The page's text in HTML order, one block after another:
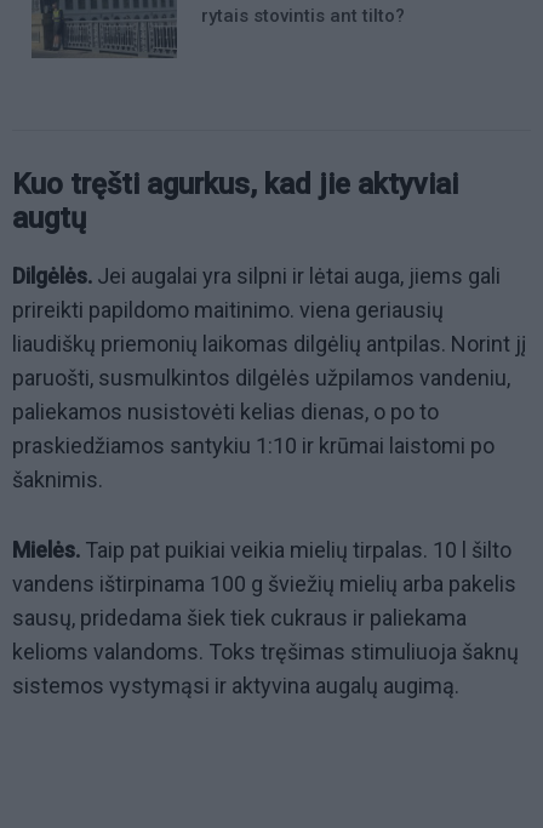
rytais stovintis ant tilto?
Kuo tręšti agurkus, kad jie aktyviai
augtų
Dilgėlės. Jei augalai yra silpni ir lėtai auga, jiems gali
prireikti papildomo maitinimo. viena geriausių
liaudiškų priemonių laikomas dilgėlių antpilas. Norint jį
paruošti, susmulkintos dilgėlės užpilamos vandeniu,
paliekamos nusistovėti kelias dienas, o po to
praskiedžiamos santykiu 1:10 ir krūmai laistomi po
šaknimis.
Mielės. Taip pat puikiai veikia mielių tirpalas. 10 l šilto
vandens ištirpinama 100 g šviežių mielių arba pakelis
sausų, pridedama šiek tiek cukraus ir paliekama
kelioms valandoms. Toks tręšimas stimuliuoja šaknų
sistemos vystymąsi ir aktyvina augalų augimą.